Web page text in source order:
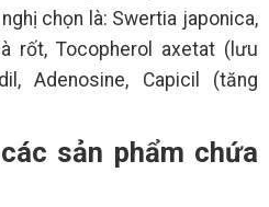
chọn là: Swertia japonica,
rốt, Tocopherol axetat (lưu
Adenosine, Capicil (tăng
sản phẩm chứa